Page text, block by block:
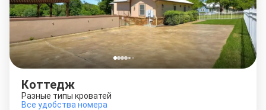
Коттедж
Разные типы кроватей
Все удобства номера